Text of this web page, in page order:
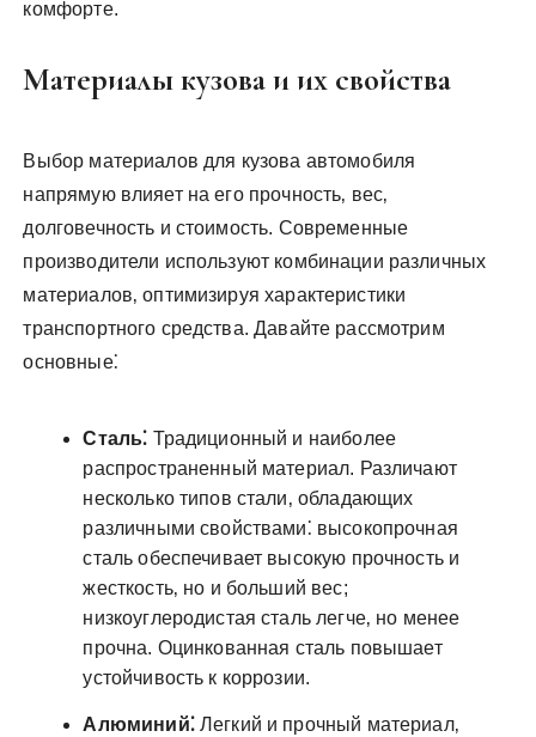
комфорте.
Материалы кузова и их свойства
Выбор материалов для кузова автомобиля
напрямую влияет на его прочность‚ вес‚
долговечность и стоимость. Современные
производители используют комбинации различных
материалов‚ оптимизируя характеристики
транспортного средства. Давайте рассмотрим
основные⁚
Сталь⁚ Традиционный и наиболее
распространенный материал. Различают
несколько типов стали‚ обладающих
различными свойствами⁚ высокопрочная
сталь обеспечивает высокую прочность и
жесткость‚ но и больший вес;
низкоуглеродистая сталь легче‚ но менее
прочна. Оцинкованная сталь повышает
устойчивость к коррозии.
Алюминий⁚Легкий и прочный материал‚